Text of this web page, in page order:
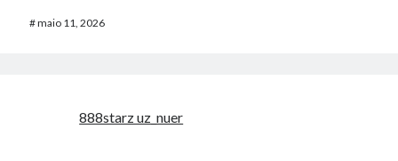
#maio 11, 2026
888starz uz_nuer